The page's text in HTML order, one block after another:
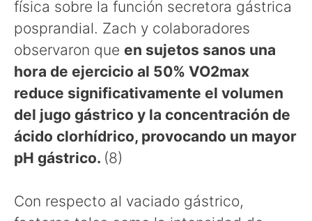
física sobre la función secretora gástrica
posprandial. Zach y colaboradores
observaron que en sujetos sanos una
hora de ejercicio al 50% VO2max
reduce significativamente el volumen
del jugo gástrico y la concentración de
ácido clorhídrico, provocando un mayor
pH gástrico. (8)
Con respecto al vaciado gástrico,